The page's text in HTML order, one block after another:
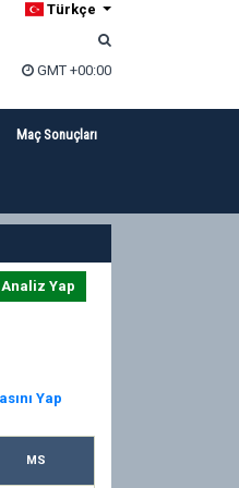
Türkçe
GMT +00:00
Maç Sonuçları
Yap
Yap
MS